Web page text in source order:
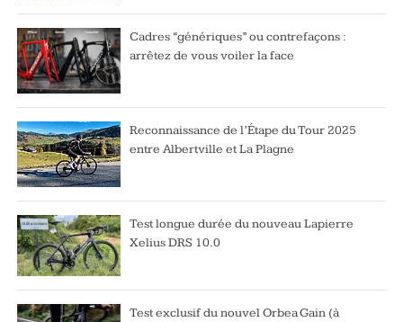
Cadres “génériques” ou contrefaçons :
arrêtez de vous voiler la face
Reconnaissance de l’Étape du Tour 2025
entre Albertville et La Plagne
Test longue durée du nouveau Lapierre
Xelius DRS 10.0
Test exclusif du nouvel Orbea Gain (à